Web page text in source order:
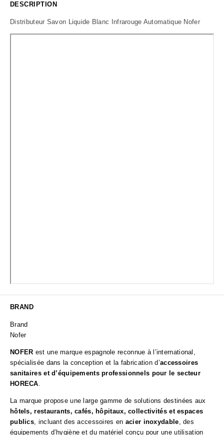
DESCRIPTION
Distributeur Savon Liquide Blanc Infrarouge Automatique Nofer
BRAND
Brand
Nofer
NOFER est une marque espagnole reconnue à l’international,
spécialisée dans la conception et la fabrication d’accessoires
sanitaires et d’équipements professionnels pour le secteur
HORECA.
La marque propose une large gamme de solutions destinées aux
hôtels, restaurants, cafés, hôpitaux, collectivités et espaces
publics, incluant des accessoires en acier inoxydable, des
équipements d’hygiène et du matériel conçu pour une utilisation